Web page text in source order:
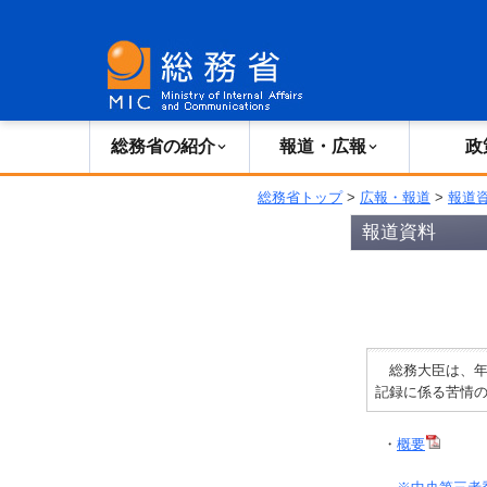
総務省の紹介 報道・広報 政
総務省トップ> 広報・報道 > 報道
報道資料
総務大臣は、
記録に係る苦情
・ 概要